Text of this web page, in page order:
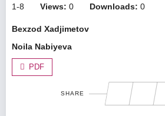
1-8
Views: 0 Downloads: 0
Bexzod Xadjimetov
Noila Nabiyeva
PDF
SHARE